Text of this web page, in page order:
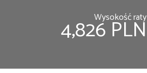
Wysokość raty
4,826 PLN